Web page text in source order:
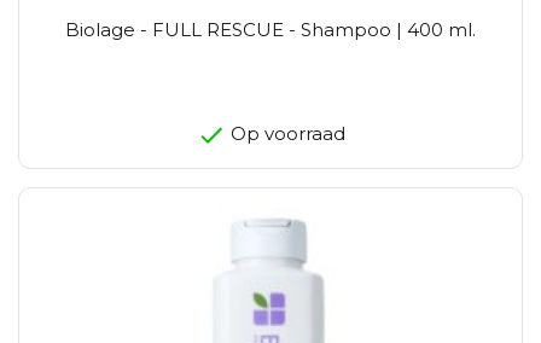
Biolage - FULL RESCUE - Shampoo | 400 ml.
Op voorraad